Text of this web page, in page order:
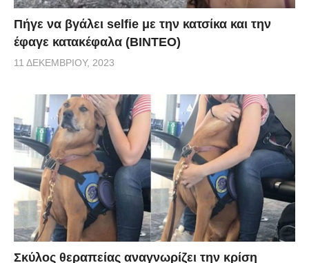
Πήγε να βγάλει selfie με την κατσίκα και την
έφαγε κατακέφαλα (ΒΙΝΤΕΟ)
11 ΔΕΚΕΜΒΡΊΟΥ, 2023
Σκύλος θεραπείας αναγνωρίζει την κρίση